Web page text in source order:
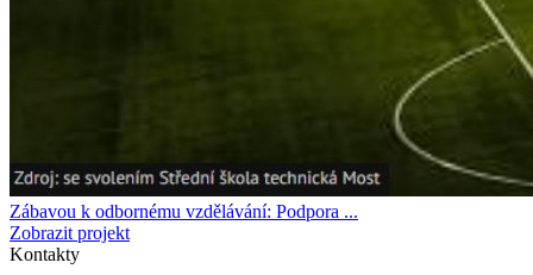
Zábavou k odbornému vzdělávání: Podpora ...
Zobrazit projekt
Kontakty